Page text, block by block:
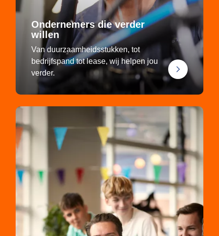
Ondernemers die verder
willen
Van duurzaamheidsstukken, tot
bedrijfspand tot lease, wij helpen jou
verder.